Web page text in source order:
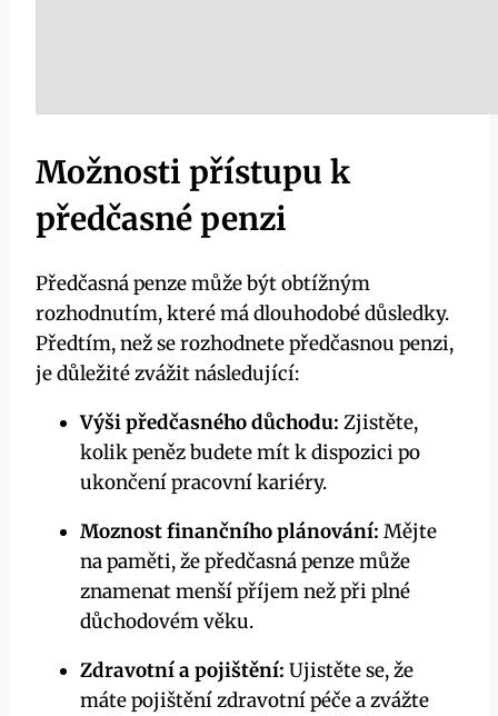
Možnosti přístupu k
předčasné penzi
Předčasná penze může být obtížným
rozhodnutím, které má dlouhodobé důsledky.
Předtím, než se rozhodnete předčasnou penzi,
je důležité zvážit následující:
Výši předčasného důchodu: Zjistěte,
kolik peněz budete mít k dispozici po
ukončení pracovní kariéry.
Moznost finančního plánování: Mějte
na paměti, že předčasná penze může
znamenat menší příjem než při plné
důchodovém věku.
Zdravotní a pojištění: Ujistěte se, že
máte pojištění zdravotní péče a zvážte